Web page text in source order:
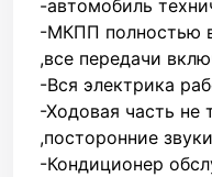
-автомобиль
-МКПП полностью
,все передачи
-Вся электрика
-Ходовая часть не
,посторонние
-Кондиционер